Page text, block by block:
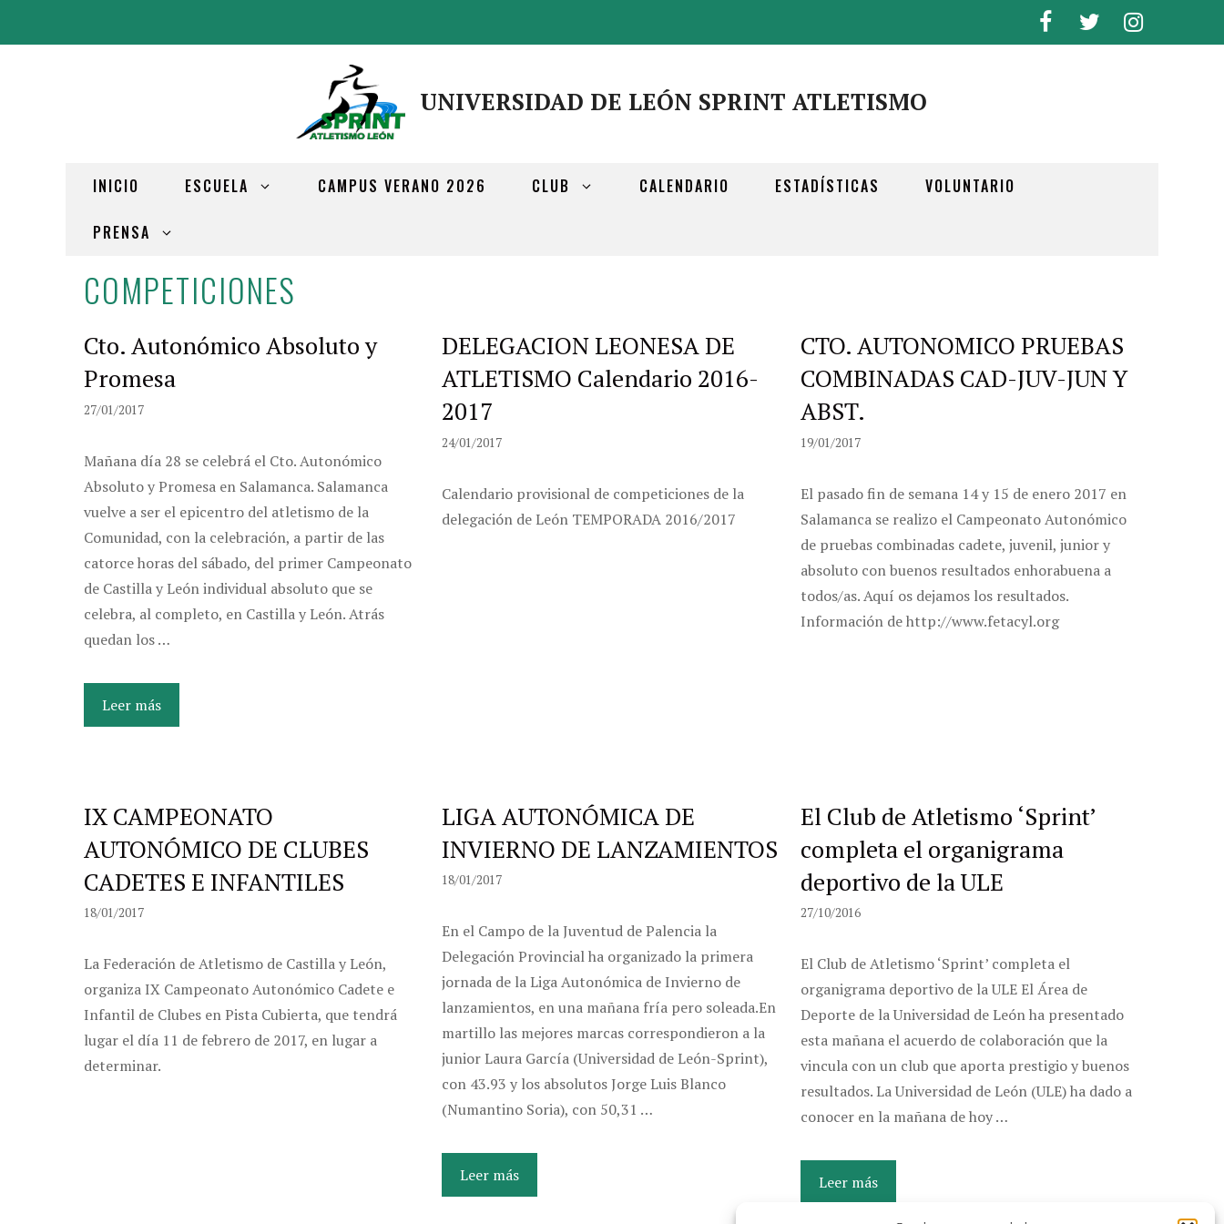
UNIVERSIDAD DE LEÓN SPRINT ATLETISMO
INICIO ESCUELA CAMPUS VERANO 2026 CLUB CALENDARIO ESTADÍSTICAS VOLUNTARIO
PRENSA
COMPETICIONES
Cto. Autonómico Absoluto y
Promesa
27/01/2017
Mañana día 28 se celebrá el Cto. Autonómico
Absoluto y Promesa en Salamanca. Salamanca
vuelve a ser el epicentro del atletismo de la
Comunidad, con la celebración, a partir de las
catorce horas del sábado, del primer Campeonato
de Castilla y León individual absoluto que se
celebra, al completo, en Castilla y León. Atrás
quedan los …
Leer más
DELEGACION LEONESA DE
ATLETISMO Calendario 2016-
2017
24/01/2017
Calendario provisional de competiciones de la
delegación de León TEMPORADA 2016/2017
CTO. AUTONOMICO PRUEBAS
COMBINADAS CAD-JUV-JUN Y
ABST.
19/01/2017
El pasado fin de semana 14 y 15 de enero 2017 en
Salamanca se realizo el Campeonato Autonómico
de pruebas combinadas cadete, juvenil, junior y
absoluto con buenos resultados enhorabuena a
todos/as. Aquí os dejamos los resultados.
Información de http://www.fetacyl.org
IX CAMPEONATO
AUTONÓMICO DE CLUBES
CADETES E INFANTILES
18/01/2017
La Federación de Atletismo de Castilla y León,
organiza IX Campeonato Autonómico Cadete e
Infantil de Clubes en Pista Cubierta, que tendrá
lugar el día 11 de febrero de 2017, en lugar a
determinar.
LIGA AUTONÓMICA DE
INVIERNO DE LANZAMIENTOS
18/01/2017
En el Campo de la Juventud de Palencia la
Delegación Provincial ha organizado la primera
jornada de la Liga Autonómica de Invierno de
lanzamientos, en una mañana fría pero soleada.En
martillo las mejores marcas correspondieron a la
junior Laura García (Universidad de León-Sprint),
con 43.93 y los absolutos Jorge Luis Blanco
(Numantino Soria), con 50,31 …
Leer más
El Club de Atletismo ‘Sprint’
completa el organigrama
deportivo de la ULE
27/10/2016
El Club de Atletismo ‘Sprint’ completa el
organigrama deportivo de la ULE El Área de
Deporte de la Universidad de León ha presentado
esta mañana el acuerdo de colaboración que la
vincula con un club que aporta prestigio y buenos
resultados. La Universidad de León (ULE) ha dado a
conocer en la mañana de hoy …
Leer más